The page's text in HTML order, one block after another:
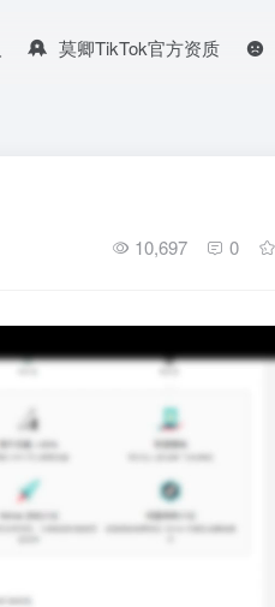
莫卿TikTok官方资质
10,697 0